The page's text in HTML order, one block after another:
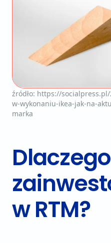
źródło: https://
w-wykonaniu-ikea-jak-na-
marka
w RTM?